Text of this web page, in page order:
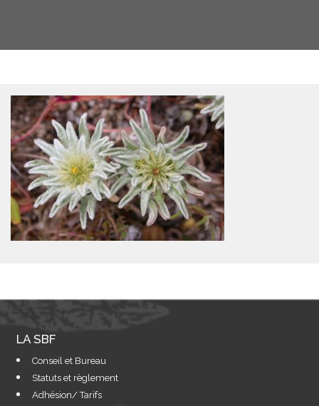
LA SBF
Conseil et Bureau
Statuts et règlement
Adhésion/ Tarifs